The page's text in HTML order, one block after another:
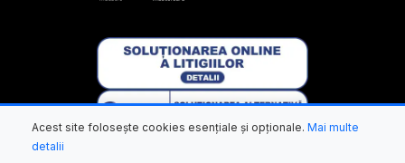
Acest site folosește cookies esențiale și opționale. Mai multe
detalii